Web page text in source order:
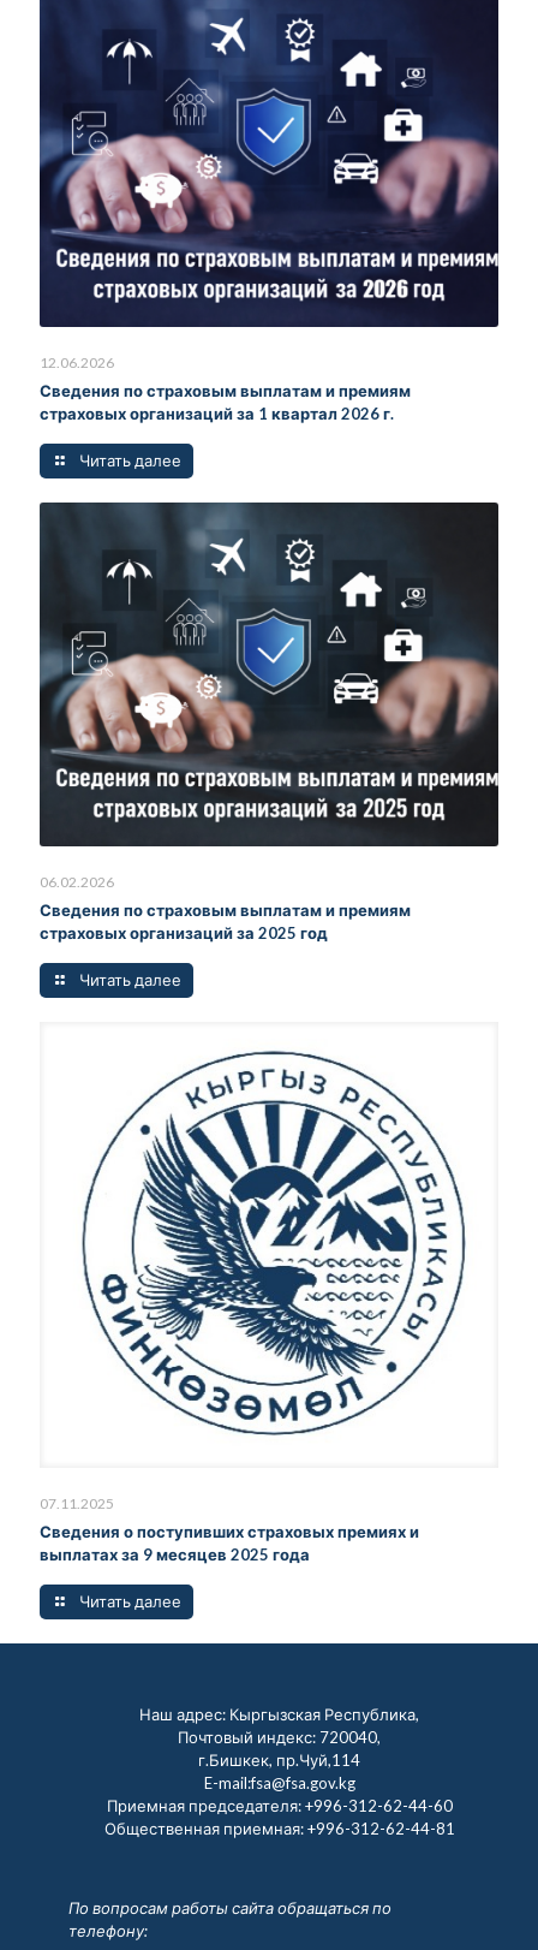
12.06.2026
Сведения по страховым выплатам и премиям
страховых организаций за 1 квартал 2026 г.
Читать далее
06.02.2026
Сведения по страховым выплатам и премиям
страховых организаций за 2025 год
Читать далее
07.11.2025
Сведения о поступивших страховых премиях и
выплатах за 9 месяцев 2025 года
Читать далее
Наш адрес: Кыргызская Республика,
Почтовый индекс: 720040,
г.Бишкек, пр.Чуй,114
E-mail:fsa@fsa.gov.kg
Приемная председателя:+996-312-62-44-60
Общественная приемная:+996-312-62-44-81
По вопросам работы сайта обращаться по
телефону: